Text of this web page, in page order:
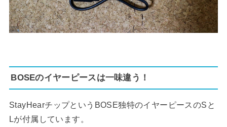
BOSEのイヤーピースは一味違う！
StayHearチップというBOSE独特のイヤーピースのSと
Lが付属しています。